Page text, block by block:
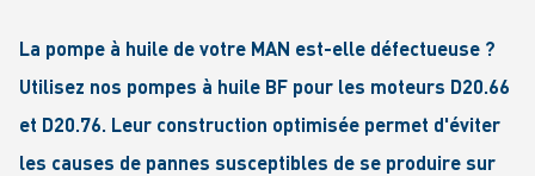
La pompe à huile de votre MAN est-elle défectueuse ?
Utilisez nos pompes à huile BF pour les moteurs D20.66
et D20.76. Leur construction optimisée permet d'éviter
les causes de pannes susceptibles de se produire sur